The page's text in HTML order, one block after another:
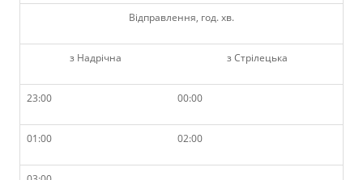
Відправлення, год. хв.
з Надрічна з Стрілецька
23:00 00:00
01:00 02:00